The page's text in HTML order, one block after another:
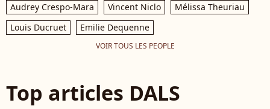
Audrey Crespo-Mara
Vincent Niclo
Mélissa Theuriau
Louis Ducruet
Emilie Dequenne
VOIR TOUS LES PEOPLE
Top articles DALS